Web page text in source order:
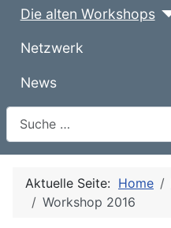
Die alten Workshops
Netzwerk
News
Aktuelle Seite: Home
Workshop 2016